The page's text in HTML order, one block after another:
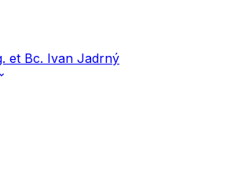
et Bc. Ivan Jadrný